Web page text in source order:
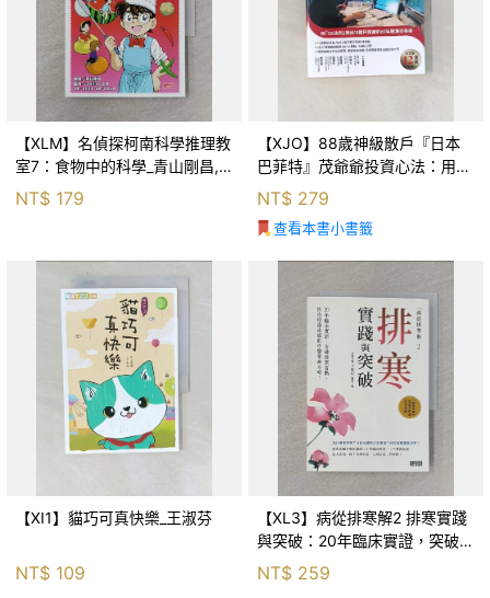
【XLM】名偵探柯南科學推理教
室7：食物中的科學_青山剛昌,
NT$ 179
【XJO】88歲神級散戶『日本
巴菲特』茂爺爺投資心法：用
「126法則」滾出18億円資產的
69年股海交易術_藤本茂, 賴惠
鈴
NT$ 279
查看本書小書籤
【XI1】貓巧可真快樂_王淑芬
NT$ 109
【XL3】病從排寒解2 排寒實踐
與突破：20年臨床實證，突破排
寒盲點，防治疫毒流感的中醫養
命方略！_李璧如
NT$ 259